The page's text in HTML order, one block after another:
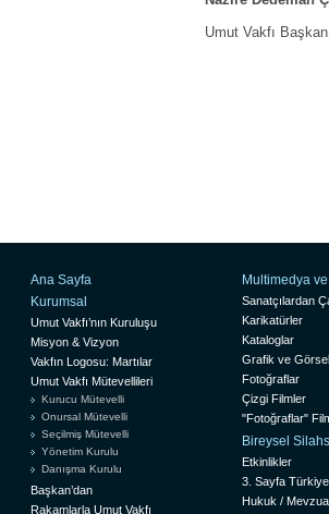
Umut Vakfı
Ana Sayfa
Kurumsal
Umut Vakfı’nın Kuruluşu
Misyon & Vizyon
Vakfın Logosu: Martılar
Umut Vakfı Mütevellileri
Kurucu Mütevelli
Onursal Mütevelli
Seçilmiş Mütevelli
Yönetim Kurulu
Danışma Kurulu
Başkan’dan
Rakamlarla Umut Vakfı
Multimedya
Sanatçılardan
Karikatürler
Kataloglar
Grafik ve
Fotoğraflar
Çizgi Filmler
"Fotoğraflar"
Bireysel
Etkinlikler
3. Sayfa
Hukuk /